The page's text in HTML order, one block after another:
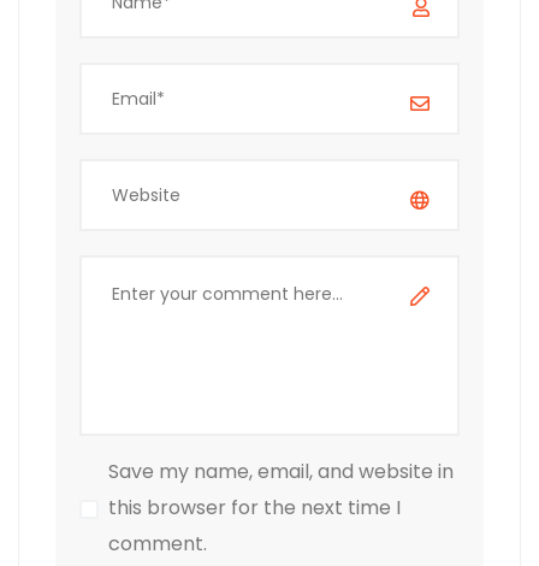
Save my name, email, and website in
this browser for the next time I
comment.